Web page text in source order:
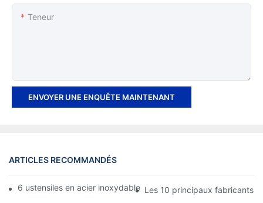
Teneur
ENVOYER UNE ENQUÊTE MAINTENANT
ARTICLES RECOMMANDÉS
6 ustensiles en acier inoxydable indispensables dans votre
Les 10 principaux fabricants